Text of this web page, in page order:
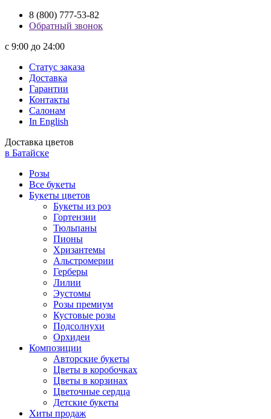
8 (800) 777-53-82
Обратный звонок
с 9:00 до 24:00
Статус заказа
Доставка
Гарантии
Контакты
Салонам
In English
Доставка цветов
в Батайске
Розы
Все букеты
Букеты цветов
Букеты из роз
Гортензии
Тюльпаны
Пионы
Хризантемы
Альстромерии
Герберы
Лилии
Эустомы
Розы премиум
Кустовые розы
Подсолнухи
Орхидеи
Композиции
Авторские букеты
Цветы в коробочках
Цветы в корзинах
Цветочные сердца
Детские букеты
Хиты продаж